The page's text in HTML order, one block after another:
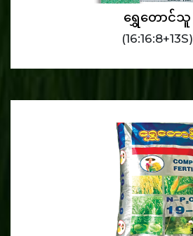
ရွှေတောင်သူ
(16:16:8+13S)